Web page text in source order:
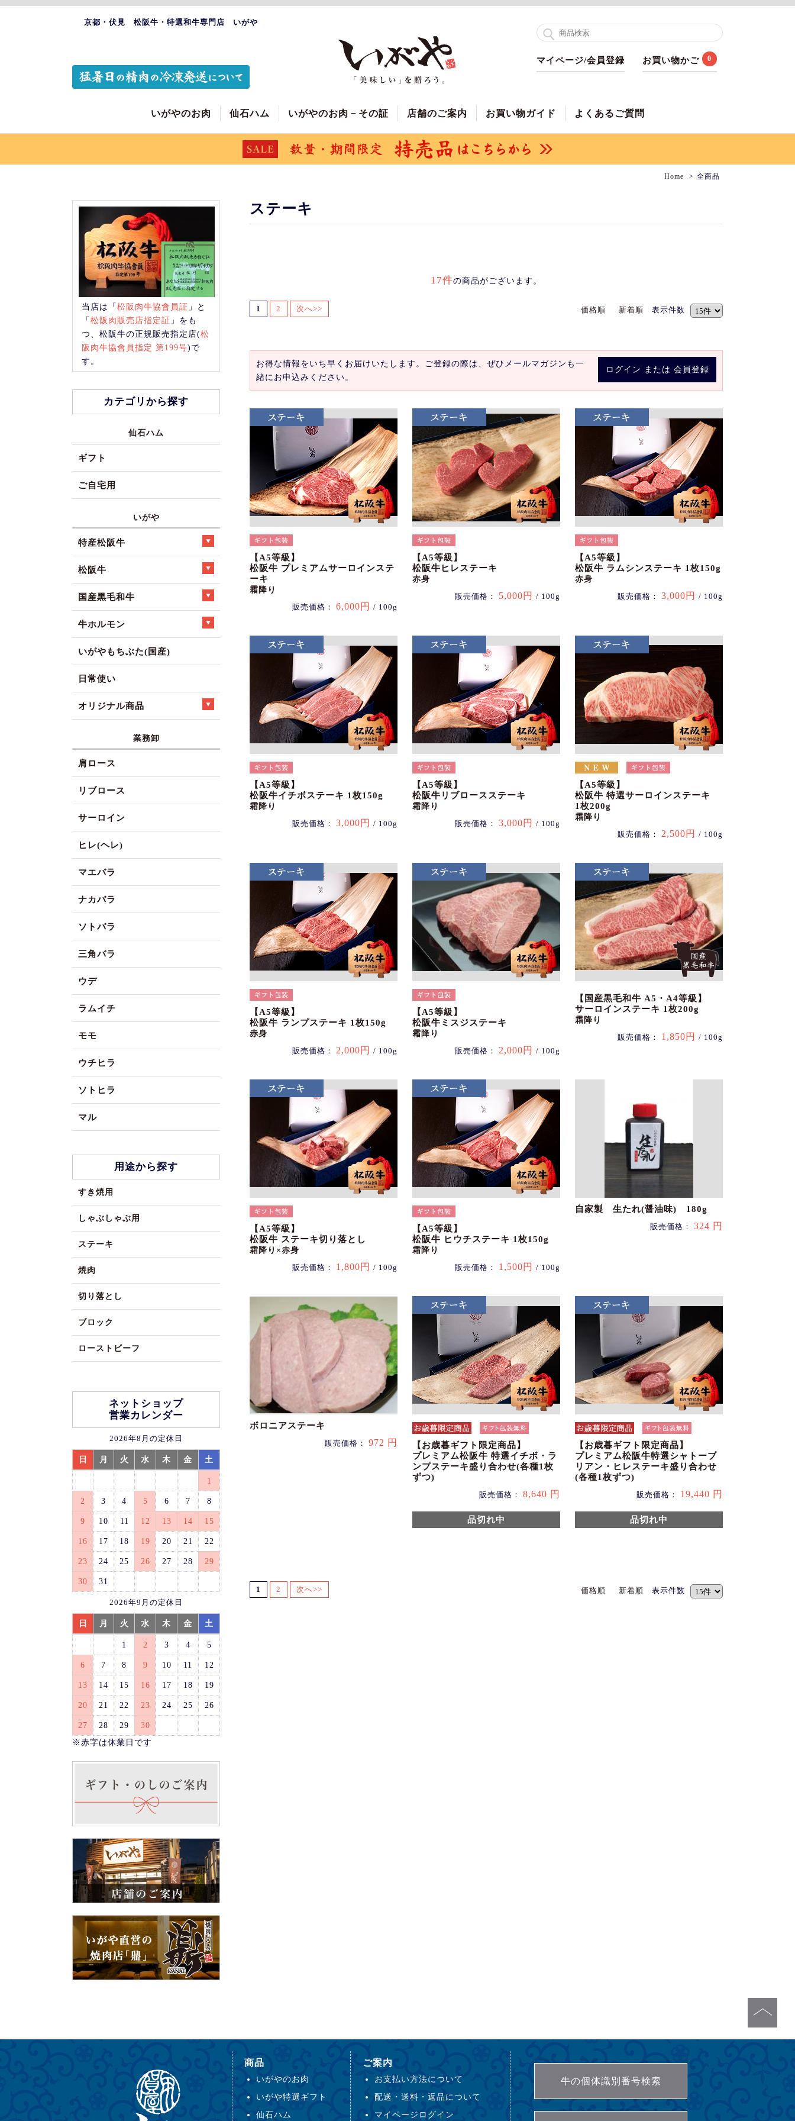
京都・伏見 松阪牛・特選和牛専門店 いがや
マイページ/会員登録 お買い物かご 0
いがやのお肉 仙石ハム いがやのお肉－その証 店舗のご案内 お買い物ガイド よくあるご質問
Home 全商品
ステーキ
17件の商品がございます。
価格順 新着順 表示件数
1 2 次へ>>
ログイン または 会員登録
お得な情報をいち早くお届けいたします。ご登録の際は、ぜひメールマガジンも一
緒にお申込みください。
【A5等級】
松阪牛 プレミアムサーロインステ
ーキ
霜降り
販売価格： 6,000円 / 100g
【A5等級】
松阪牛ヒレステーキ
赤身
販売価格： 5,000円 / 100g
【A5等級】
松阪牛 ラムシンステーキ 1枚150g
赤身
販売価格： 3,000円 / 100g
【A5等級】
松阪牛イチボステーキ 1枚150g
霜降り
販売価格： 3,000円 / 100g
【A5等級】
松阪牛リブロースステーキ
霜降り
販売価格： 3,000円 / 100g
【A5等級】
松阪牛 特選サーロインステーキ
1枚200g
霜降り
販売価格： 2,500円 / 100g
【A5等級】
松阪牛 ランプステーキ 1枚150g
赤身
販売価格： 2,000円 / 100g
【A5等級】
松阪牛ミスジステーキ
霜降り
販売価格： 2,000円 / 100g
【国産黒毛和牛 A5・A4等級】
サーロインステーキ 1枚200g
霜降り
販売価格： 1,850円 / 100g
【A5等級】
松阪牛 ステーキ切り落とし
霜降り×赤身
販売価格： 1,800円 / 100g
【A5等級】
松阪牛 ヒウチステーキ 1枚150g
霜降り
販売価格： 1,500円 / 100g
自家製 生たれ(醤油味) 180g
販売価格： 324 円
ボロニアステーキ
販売価格： 972 円
【お歳暮ギフト限定商品】
プレミアム松阪牛 特選イチボ・ラ
ンプステーキ盛り合わせ(各種1枚
ずつ)
販売価格： 8,640 円
品切れ中
【お歳暮ギフト限定商品】
プレミアム松阪牛特選シャトーブ
リアン・ヒレステーキ盛り合わせ
(各種1枚ずつ)
販売価格： 19,440 円
品切れ中
価格順 新着順 表示件数
1 2 次へ>>
当店は「松阪肉牛協會員証 」と
「松阪肉販売店指定証 」をも
つ、松阪牛の正規販売指定店(松
阪肉牛協會員指定 第199号)で
す。
カテゴリから探す
仙石ハム
ギフト
ご自宅用
いがや
特産松阪牛
松阪牛
国産黒毛和牛
牛ホルモン
いがやもちぶた(国産)
日常使い
オリジナル商品
業務卸
肩ロース
リブロース
サーロイン
ヒレ(ヘレ)
マエバラ
ナカバラ
ソトバラ
三角バラ
ウデ
ラムイチ
モモ
ウチヒラ
ソトヒラ
マル
用途から探す
すき焼用
しゃぶしゃぶ用
ステーキ
焼肉
切り落とし
ブロック
ローストビーフ
ネットショップ
営業カレンダー
2026年8月の定休日
日 月 火 水 木 金 土
1
2 3 4 5 6 7 8
9 10 11 12 13 14 15
16 17 18 19 20 21 22
23 24 25 26 27 28 29
30 31
2026年9月の定休日
日 月 火 水 木 金 土
1 2 3 4 5
6 7 8 9 10 11 12
13 14 15 16 17 18 19
20 21 22 23 24 25 26
27 28 29
30
※赤字は休業日です
商品
いがやのお肉
いがや特選ギフト
仙石ハム
ご案内
お支払い方法について
配送・送料・返品について
マイページログイン
牛の個体識別番号検索